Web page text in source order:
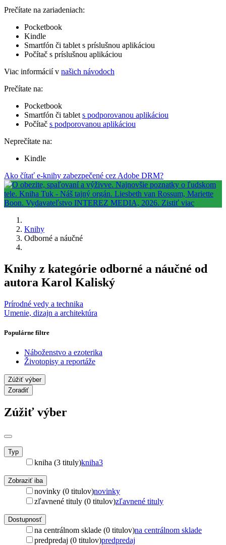
Prečítate na zariadeniach:
Pocketbook
Kindle
Smartfón či tablet s príslušnou aplikáciou
Počítač s príslušnou aplikáciou
Viac informácií v našich návodoch
Prečítate na:
Pocketbook
Smartfón či tablet s podporovanou aplikáciou
Počítač s podporovanou aplikáciou
Neprečítate na:
Kindle
Ako čítať e-knihy zabezpečené cez Adobe DRM?
Knihy
Odborné a náučné
Knihy z kategórie odborné a náučné od
autora Karol Kaliský
Prírodné vedy a technika
Umenie, dizajn a architektúra
Populárne filtre
Náboženstvo a ezoterika
Životopisy a reportáže
Zúžiť výber
Zoradiť
Zúžiť výber
Typ
kniha (3 tituly)kniha3
Zobraziť iba
novinky (0 titulov)novinky
zľavnené tituly (0 titulov)zľavnené tituly
Dostupnosť
na centrálnom sklade (0 titulov)na centrálnom sklade
predpredaj (0 titulov)predpredaj